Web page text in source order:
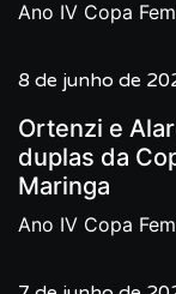
Ano IV Copa
8 de junho de
Ortenzi e
duplas da
Maringa
Ano IV Copa